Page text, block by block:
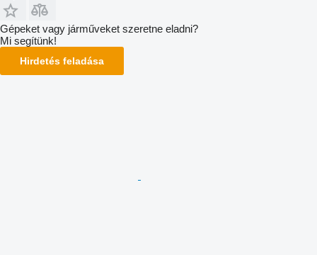
Gépeket vagy járműveket szeretne eladni?
Mi segítünk!
Hirdetés feladása